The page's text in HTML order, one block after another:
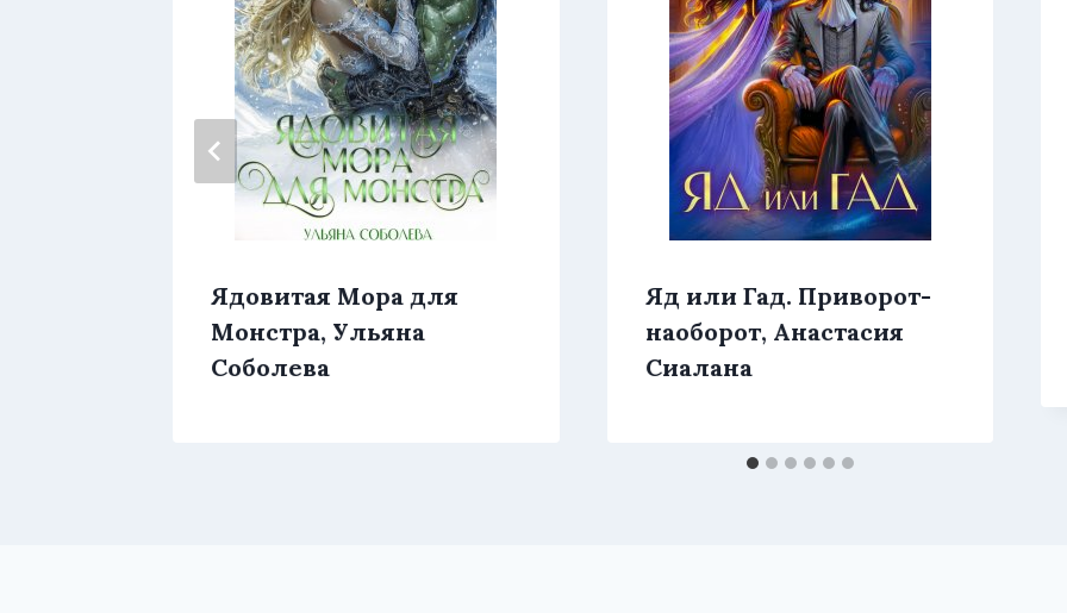
Ядовитая Мора для
Монстра, Ульяна
Соболева
Яд или Гад. Приворот-
наоборот, Анастасия
Сиалана